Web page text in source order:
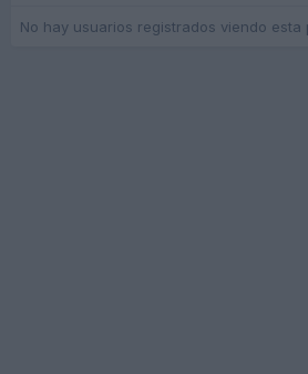
No hay usuarios registrados viendo esta